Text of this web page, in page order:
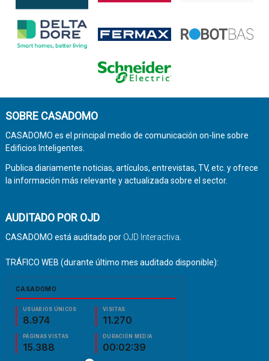
SOBRE CASADOMO
CASADOMO es el principal medio de comunicación on-line sobre
Edificios Inteligentes.
Publica diariamente noticias, artículos, entrevistas, TV, etc. y ofrece
la información más relevante y actualizada sobre el sector.
AUDITADO POR OJD
CASADOMO está auditado por OJD Interactiva.
TRÁFICO WEB (durante último mes auditado disponible):